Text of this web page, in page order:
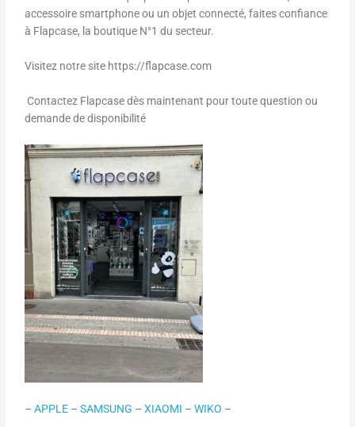
accessoire smartphone ou un objet connecté, faites confiance
à Flapcase, la boutique N°1 du secteur.
Visitez notre site https://flapcase.com
Contactez Flapcase dès maintenant pour toute question ou
demande de disponibilité
–APPLE –SAMSUNG –XIAOMI –WIKO –